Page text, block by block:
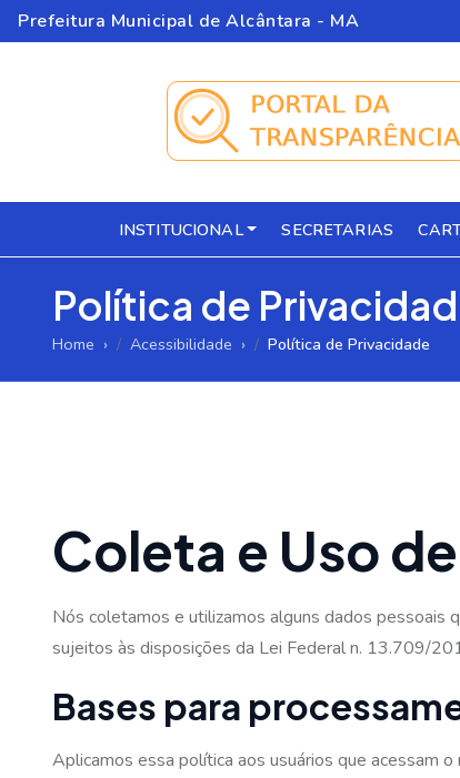
Prefeitura Municipal de Alcântara - MA
INSTITUCIONAL SECRETARIAS
Política de
Home Acessibilidade Política de Privacidade
Coleta e Uso
Nós coletamos e utilizamos alguns dados pessoais
sujeitos às disposições da Lei Federal n. 13.709/
Bases para
Aplicamos essa política aos usuários que acessam